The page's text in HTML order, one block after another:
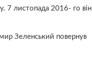
7 листопада 2016- го він
Зеленський повернув